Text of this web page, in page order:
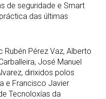
de seguridade e Smart
das últimas
Rubén Pérez Vaz, Alberto
José Manuel
dirixidos polos
e Francisco Javier
Tecnoloxías da